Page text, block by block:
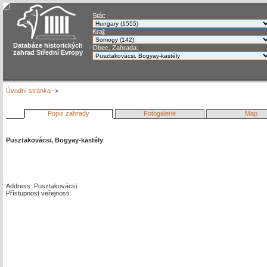
Databáze historických
zahrad Střední Evropy
Stát:
Kraj:
Obec, Zahrada:
Úvodní stránka ->
Popis zahrady Fotogalerie Map
Pusztakovácsi, Bogyay-kastély
Address: Pusztakovácsi
Přístupnost veřejnosti: